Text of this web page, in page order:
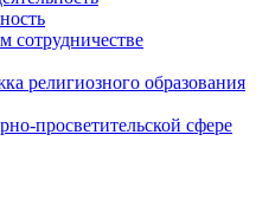
сотрудничестве
религиозного образования
просветительской сфере